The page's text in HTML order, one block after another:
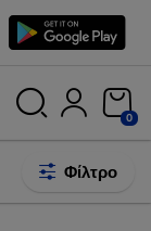
0
Φίλτρο